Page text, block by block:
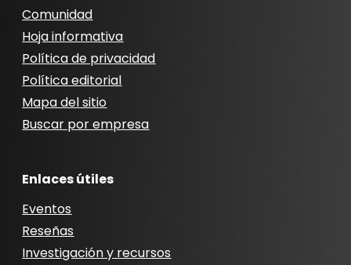
Comunidad
Hoja informativa
Política de privacidad
Política editorial
Mapa del sitio
Buscar por empresa
Enlaces útiles
Eventos
Reseñas
Investigación y recursos